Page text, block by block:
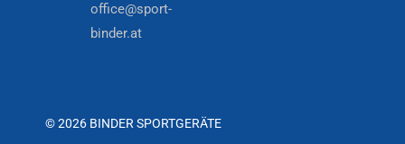
office@sport-
binder.at
© 2026 BINDER SPORTGERÄTE